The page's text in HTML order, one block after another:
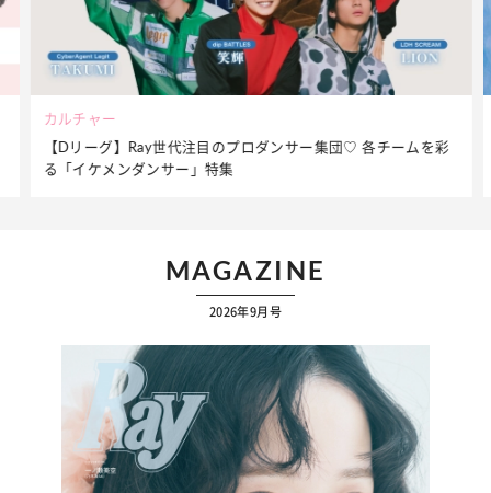
ビューティー
夏だからこそ“水分”が大切！くずれないメイクをつくる【保湿
ケア】アイテム3選
MAGAZINE
2026年9月号